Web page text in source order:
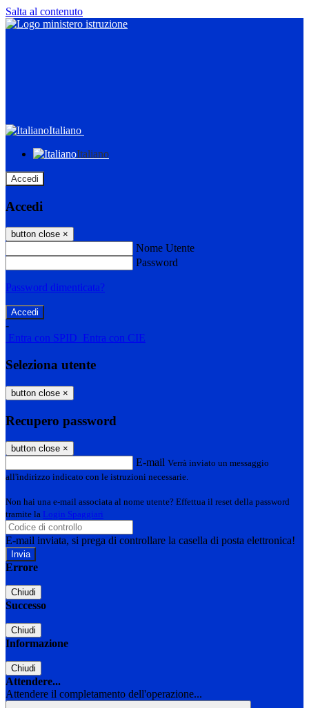
Salta al contenuto
Italiano
Italiano
Accedi
Accedi
button close ×
Nome Utente
Password
Password dimenticata?
-
Entra con SPID Entra con CIE
Seleziona utente
button close ×
Recupero password
button close ×
E-mail Verrà inviato un messaggio
all'indirizzo indicato con le istruzioni necessarie.
Non hai una e-mail associata al nome utente? Effettua il reset della password
tramite la Login Spaggiari
E-mail inviata, si prega di controllare la casella di posta elettronica!
Errore
Chiudi
Successo
Chiudi
Informazione
Chiudi
Attendere...
Attendere il completamento dell'operazione...